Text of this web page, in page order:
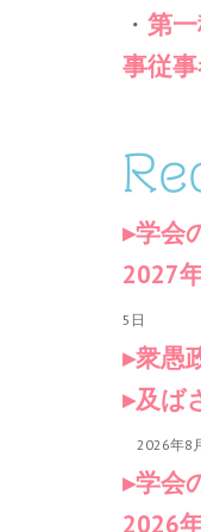
・第
事従
学会
2027
5日
衆愚
及ば
2026年8
学会
2026